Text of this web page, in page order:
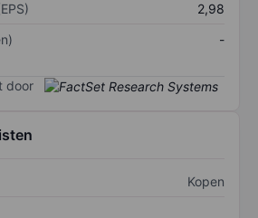
2,98
-
door
Kopen